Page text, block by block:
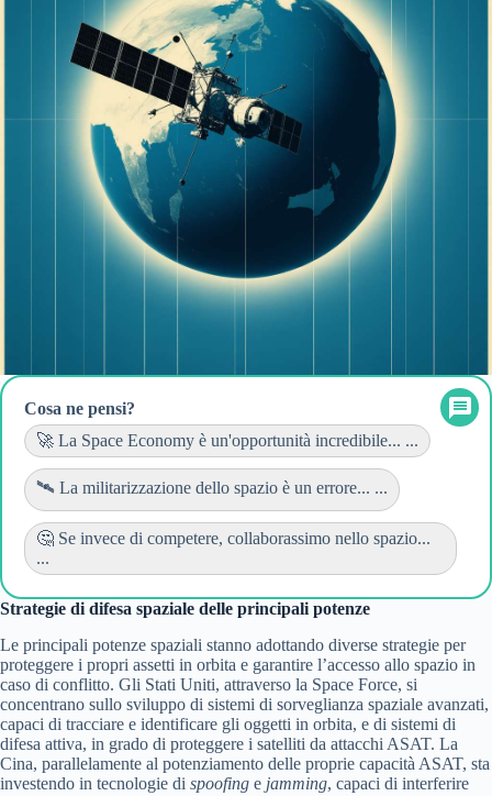
Cosa ne pensi?
🚀 La Space Economy è un'opportunità incredibile... ...
🛰️ La militarizzazione dello spazio è un errore... ...
🤔 Se invece di competere, collaborassimo nello spazio...
...
Strategie di difesa spaziale delle principali potenze
Le principali potenze spaziali stanno adottando diverse strategie per
proteggere i propri assetti in orbita e garantire l’accesso allo spazio in
caso di conflitto. Gli Stati Uniti, attraverso la Space Force, si
concentrano sullo sviluppo di sistemi di sorveglianza spaziale avanzati,
capaci di tracciare e identificare gli oggetti in orbita, e di sistemi di
difesa attiva, in grado di proteggere i satelliti da attacchi ASAT. La
Cina, parallelamente al potenziamento delle proprie capacità ASAT, sta
investendo in tecnologie di spoofing e jamming, capaci di interferire